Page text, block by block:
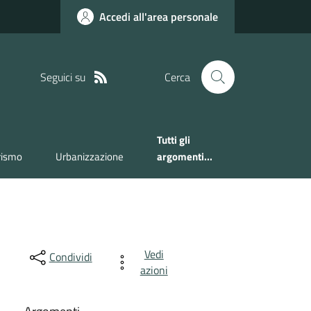
Accedi all'area personale
Seguici su Cerca
Urbanizzazione
Tutti gli
argomenti...
Condividi
Vedi
azioni